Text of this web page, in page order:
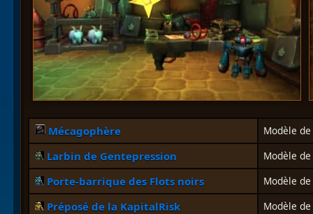
Mécagophère Modèle de
Larbin de Gentepression Modèle de
Porte-barrique des Flots noirs Modèle de
Préposé de la KapitalRisk Modèle de